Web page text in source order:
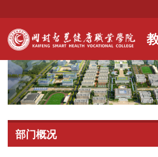
部门概况